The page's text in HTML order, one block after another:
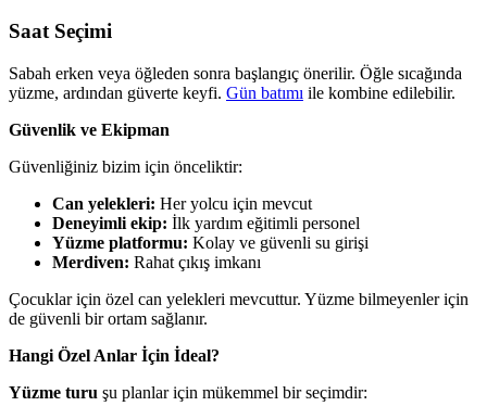
Saat Seçimi
Sabah erken veya öğleden sonra başlangıç önerilir. Öğle sıcağında
yüzme, ardından güverte keyfi. Gün batımı ile kombine edilebilir.
Güvenlik ve Ekipman
Güvenliğiniz bizim için önceliktir:
Can yelekleri: Her yolcu için mevcut
Deneyimli ekip: İlk yardım eğitimli personel
Yüzme platformu: Kolay ve güvenli su girişi
Merdiven: Rahat çıkış imkanı
Çocuklar için özel can yelekleri mevcuttur. Yüzme bilmeyenler için
de güvenli bir ortam sağlanır.
Hangi Özel Anlar İçin İdeal?
Yüzme turu şu planlar için mükemmel bir seçimdir: